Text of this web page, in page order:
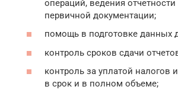
операций, ведения
первичной документации;
помощь в подготовке данных
контроль сроков сдачи
контроль за уплатой налогов
в срок и в полном объеме;